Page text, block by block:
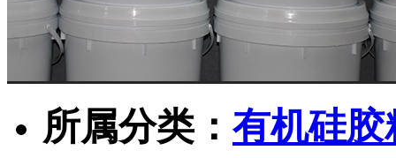
所属分类： 有机硅胶